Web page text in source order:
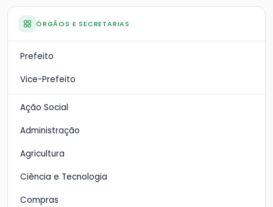
ÓRGÃOS E SECRETARIAS
Prefeito
Vice-Prefeito
Ação Social
Administração
Agricultura
Ciência e Tecnologia
Compras